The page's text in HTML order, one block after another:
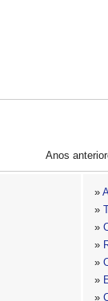
Anos
»
»
»
»
»
»
»